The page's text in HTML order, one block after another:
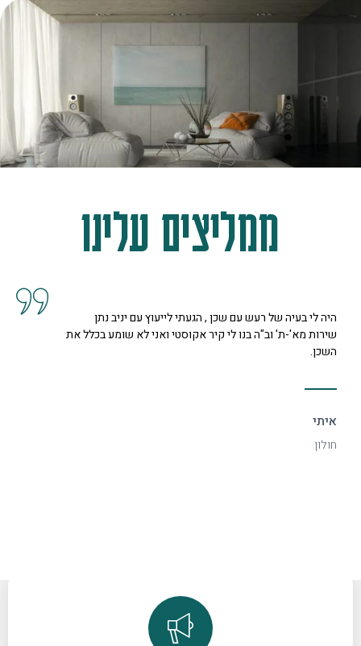
ממליצים עלינו
לייעוץ עם יניב נתן
ואני לא שומע בכלל את
קיבלנו שרות מצוין, הסברים
נחמדה מאוד בשם קרן היא